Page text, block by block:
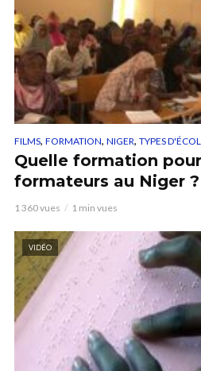
FILMS, FORMATION, NIGER, TYPES
Quelle formation
formateurs au Niger ?
1 360 vues 1 min vues
VIDÉO